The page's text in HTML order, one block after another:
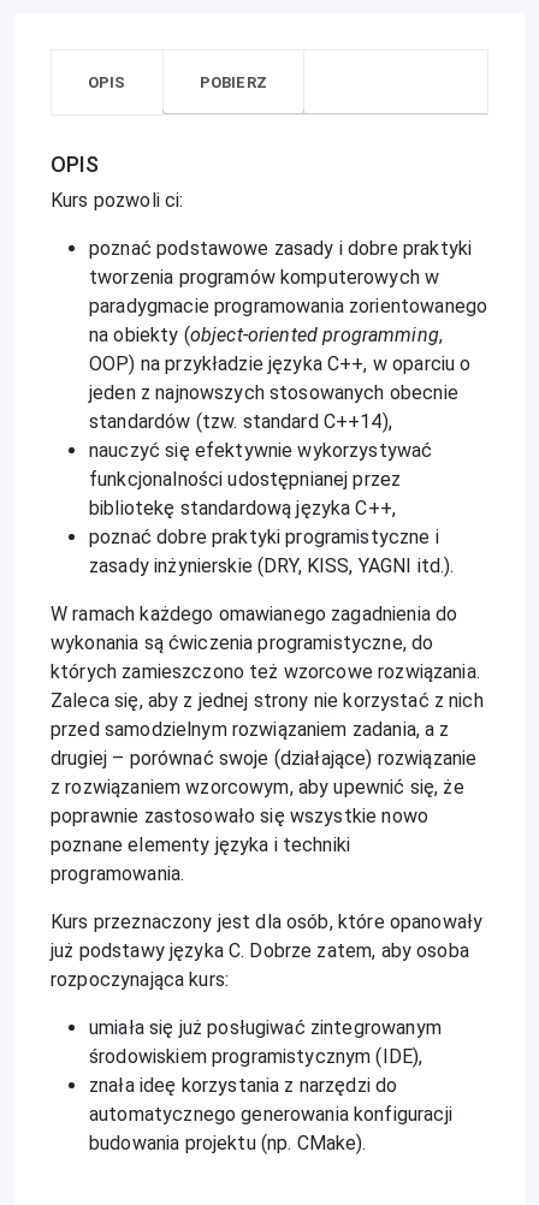
OPIS POBIERZ
OPIS
Kurs pozwoli ci:
poznać podstawowe zasady i dobre praktyki
tworzenia programów komputerowych w
paradygmacie programowania zorientowanego
na obiekty (object-oriented programming,
OOP) na przykładzie języka C++, w oparciu o
jeden z najnowszych stosowanych obecnie
standardów (tzw. standard C++14),
nauczyć się efektywnie wykorzystywać
funkcjonalności udostępnianej przez
bibliotekę standardową języka C++,
poznać dobre praktyki programistyczne i
zasady inżynierskie (DRY, KISS, YAGNI itd.).
W ramach każdego omawianego zagadnienia do
wykonania są ćwiczenia programistyczne, do
których zamieszczono też wzorcowe rozwiązania.
Zaleca się, aby z jednej strony nie korzystać z nich
przed samodzielnym rozwiązaniem zadania, a z
drugiej – porównać swoje (działające) rozwiązanie
z rozwiązaniem wzorcowym, aby upewnić się, że
poprawnie zastosowało się wszystkie nowo
poznane elementy języka i techniki
programowania.
Kurs przeznaczony jest dla osób, które opanowały
już podstawy języka C. Dobrze zatem, aby osoba
rozpoczynająca kurs:
umiała się już posługiwać zintegrowanym
środowiskiem programistycznym (IDE),
znała ideę korzystania z narzędzi do
automatycznego generowania konfiguracji
budowania projektu (np. CMake).